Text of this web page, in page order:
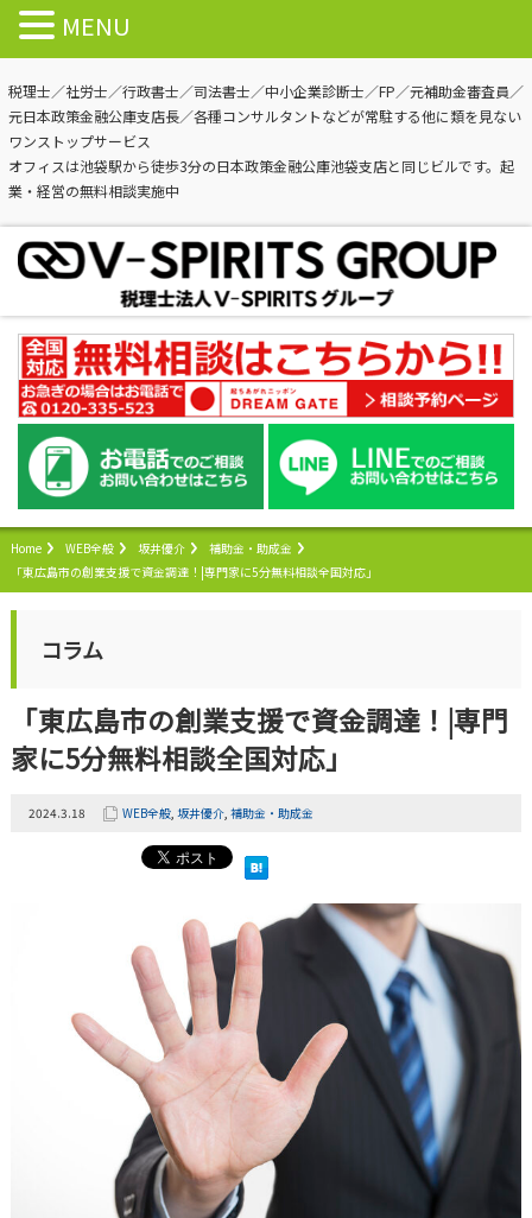
税理士／社労士／行政書士／司法書士／中小企業診断士／FP／元補助金審査員／
元日本政策金融公庫支店長／各種コンサルタントなどが常駐する他に類を見ない
ワンストップサービス
オフィスは池袋駅から徒歩3分の日本政策金融公庫池袋支店と同じビルです。起
業・経営の無料相談実施中
Home WEB全般 坂井優介
補助金・助成金
「東広島市の創業支援で資金調達！|専門家に5分無料相談全国対応」
コラム
「東広島市の創業支援で資金調達！|専門
家に5分無料相談全国対応」
2024.3.18 WEB全般, 坂井優介, 補助金・助成金
MENU